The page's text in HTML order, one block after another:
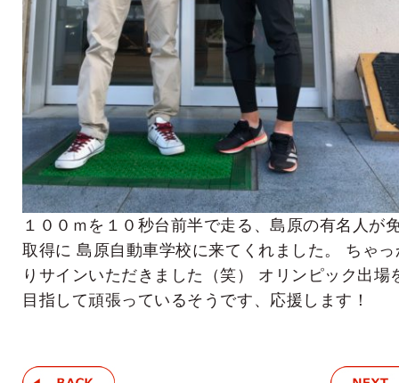
１００ｍを１０秒台前半で走る、島原の有名人が
取得に 島原自動車学校に来てくれました。 ちゃっ
りサインいただきました（笑） オリンピック出場
目指して頑張っているそうです、応援します！